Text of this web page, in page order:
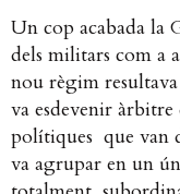
Un cop acabada la
dels militars com a
nou règim
va esdevenir àrbitre
polítiques que van
va agrupar en un